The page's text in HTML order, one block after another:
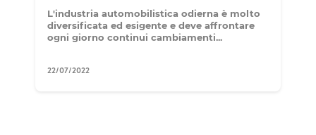
L'industria automobilistica odierna è molto
diversificata ed esigente e deve affrontare
ogni giorno continui cambiamenti...
22/07/2022